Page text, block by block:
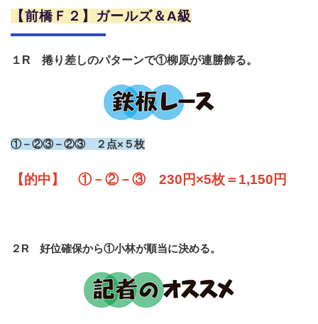
【前橋Ｆ２】ガールズ＆A級
１R 捲り差しのパターンで①柳原が連勝飾る。
①－②③－②③ ２点×５枚
【的中】 ①－②－③ 230円×5枚＝1,150円
２R 好位確保から①小林が順当に決める。